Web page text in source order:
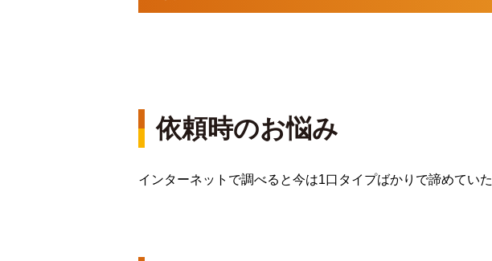
依頼時のお悩み
インターネットで調べると今は1口タイプばかりで諦めていた